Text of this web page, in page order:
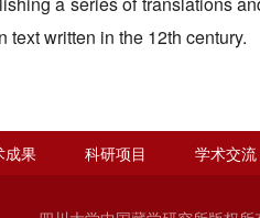
written in the 12th century.
成果 科研项目 学术交流